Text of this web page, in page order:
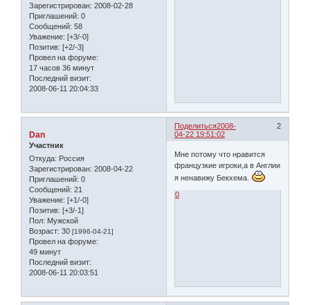
Зарегистрирован: 2008-02-28
Приглашений: 0
Сообщений: 58
Уважение: [+3/-0]
Позитив: [+2/-3]
Провел на форуме:
17 часов 36 минут
Последний визит:
2008-06-11 20:04:33
Поделиться 2
2008-
04-22 19:51:02
Dan
Участник
Откуда: Россия
Зарегистрирован: 2008-04-22
Приглашений: 0
Сообщений: 21
Уважение: [+1/-0]
Позитив: [+3/-1]
Пол: Мужской
Возраст: 30 [1996-04-21]
Провел на форуме:
49 минут
Последний визит:
2008-06-11 20:03:51
Мне потому что нравится
французкие игроки,а в Англии
я ненавижу Бекхема.
0